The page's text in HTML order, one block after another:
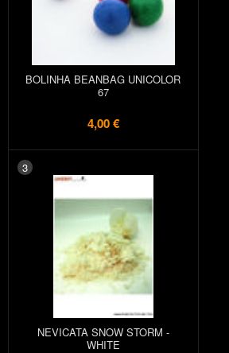
BOLINHA BEANBAG UNICOLOR
67
4,00 €
3
NEVICATA SNOW STORM -
WHITE